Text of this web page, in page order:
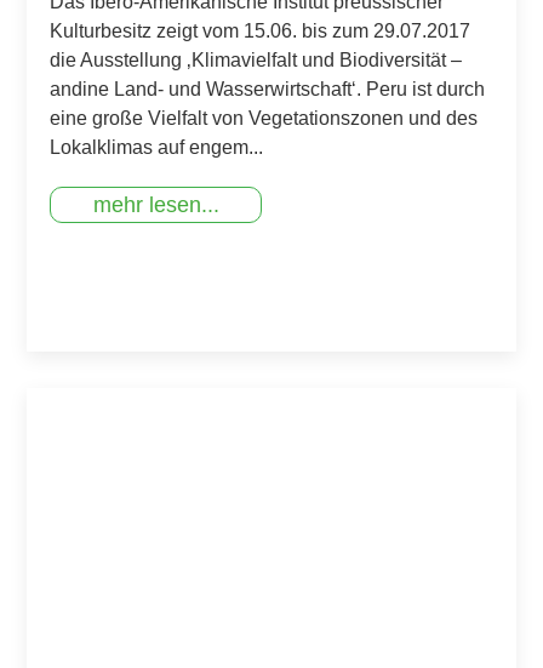
Kulturbesitz zeigt vom 15.06. bis zum 29.07.2017
die Ausstellung ‚Klimavielfalt und Biodiversität –
andine Land- und Wasserwirtschaft‘. Peru ist durch
eine große Vielfalt von Vegetationszonen und des
Lokalklimas auf engem...
mehr lesen...